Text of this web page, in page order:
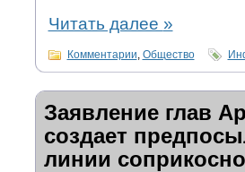
Читать далее »
Комментарии, Общество
Заявление глав
создает
линии